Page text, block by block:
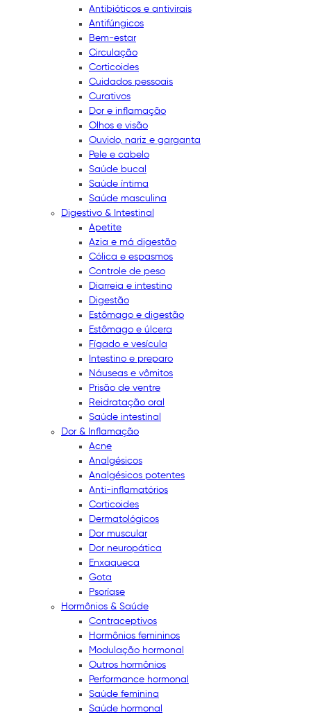
Antibióticos e antivirais
Antifúngicos
Bem-estar
Circulação
Corticoides
Cuidados pessoais
Curativos
Dor e inflamação
Olhos e visão
Ouvido, nariz e garganta
Pele e cabelo
Saúde bucal
Saúde íntima
Saúde masculina
Digestivo & Intestinal
Apetite
Azia e má digestão
Cólica e espasmos
Controle de peso
Diarreia e intestino
Digestão
Estômago e digestão
Estômago e úlcera
Fígado e vesícula
Intestino e preparo
Náuseas e vômitos
Prisão de ventre
Reidratação oral
Saúde intestinal
Dor & Inflamação
Acne
Analgésicos
Analgésicos potentes
Anti-inflamatórios
Corticoides
Dermatológicos
Dor muscular
Dor neuropática
Enxaqueca
Gota
Psoríase
Hormônios & Saúde
Contraceptivos
Hormônios femininos
Modulação hormonal
Outros hormônios
Performance hormonal
Saúde feminina
Saúde hormonal